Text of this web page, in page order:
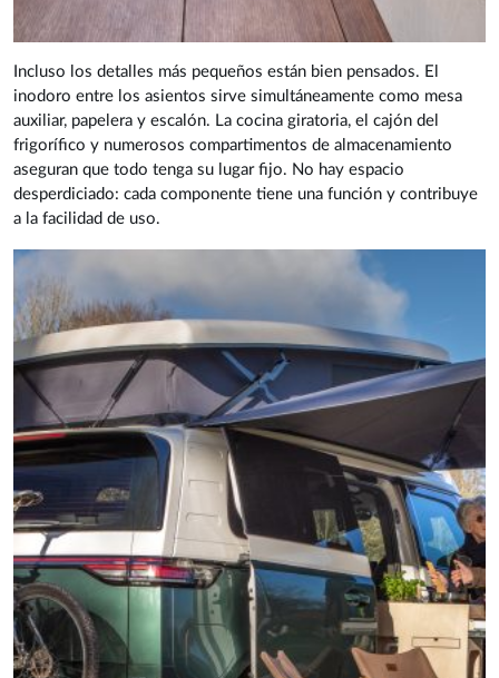
Incluso los detalles más pequeños están bien pensados. El
inodoro entre los asientos sirve simultáneamente como mesa
auxiliar, papelera y escalón. La cocina giratoria, el cajón del
frigorífico y numerosos compartimentos de almacenamiento
aseguran que todo tenga su lugar fijo. No hay espacio
desperdiciado: cada componente tiene una función y contribuye
a la facilidad de uso.